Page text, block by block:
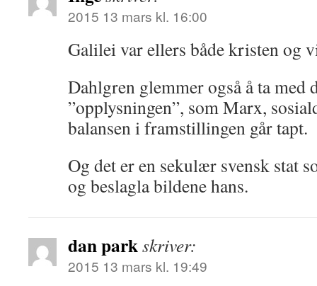
2015 13 mars kl. 16:00
Galilei var ellers både kristen og
Dahlgren glemmer også å ta med
”opplysningen”, som Marx,
balansen i framstillingen går tapt.
Og det er en sekulær svensk stat
og beslagla bildene hans.
dan parkskriver:
2015 13 mars kl. 19:49